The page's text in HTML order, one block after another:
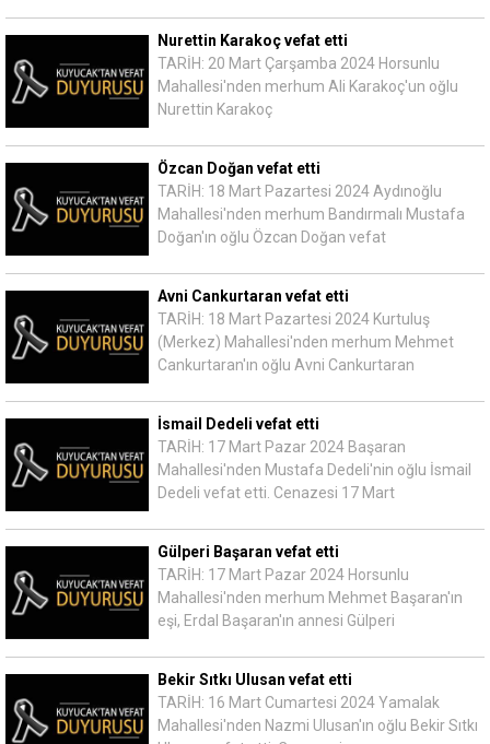
Nurettin Karakoç vefat etti
TARİH: 20 Mart Çarşamba 2024 Horsunlu
Mahallesi'nden merhum Ali Karakoç'un oğlu
Nurettin Karakoç
Özcan Doğan vefat etti
TARİH: 18 Mart Pazartesi 2024 Aydınoğlu
Mahallesi'nden merhum Bandırmalı Mustafa
Doğan'ın oğlu Özcan Doğan vefat
Avni Cankurtaran vefat etti
TARİH: 18 Mart Pazartesi 2024 Kurtuluş
(Merkez) Mahallesi'nden merhum Mehmet
Cankurtaran'ın oğlu Avni Cankurtaran
İsmail Dedeli vefat etti
TARİH: 17 Mart Pazar 2024 Başaran
Mahallesi'nden Mustafa Dedeli'nin oğlu İsmail
Dedeli vefat etti. Cenazesi 17 Mart
Gülperi Başaran vefat etti
TARİH: 17 Mart Pazar 2024 Horsunlu
Mahallesi'nden merhum Mehmet Başaran'ın
eşi, Erdal Başaran'ın annesi Gülperi
Bekir Sıtkı Ulusan vefat etti
TARİH: 16 Mart Cumartesi 2024 Yamalak
Mahallesi'nden Nazmi Ulusan'ın oğlu Bekir Sıtkı